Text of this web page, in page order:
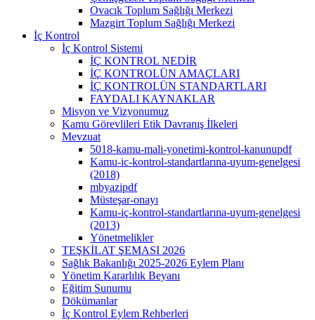
Ovacık Toplum Sağlığı Merkezi
Mazgirt Toplum Sağlığı Merkezi
İç Kontrol
İç Kontrol Sistemi
İÇ KONTROL NEDİR
İÇ KONTROLÜN AMAÇLARI
İÇ KONTROLÜN STANDARTLARI
FAYDALI KAYNAKLAR
Misyon ve Vizyonumuz
Kamu Görevlileri Etik Davranış İlkeleri
Mevzuat
5018-kamu-mali-yonetimi-kontrol-kanunupdf
Kamu-ic-kontrol-standartlarına-uyum-genelgesi
(2018)
mbyazipdf
Müsteşar-onayı
Kamu-iç-kontrol-standartlarına-uyum-genelgesi
(2013)
Yönetmelikler
TEŞKİLAT ŞEMASI 2026
Sağlık Bakanlığı 2025-2026 Eylem Planı
Yönetim Kararlılık Beyanı
Eğitim Sunumu
Dökümanlar
İç Kontrol Eylem Rehberleri